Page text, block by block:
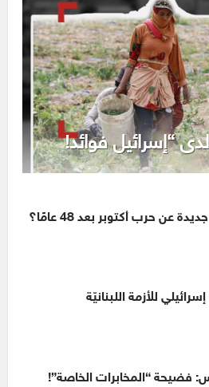
“إسرائيل فوائد!
عن حرب أكتوبر بعد 48 عامًا؟
للأزمة اللبنانيّة
فضيحة “المخابرات الخاصة”!